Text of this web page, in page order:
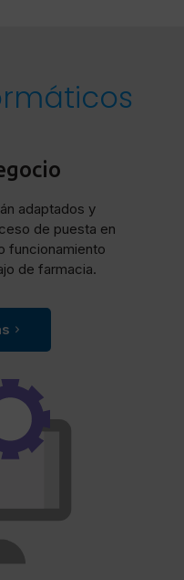
adaptados y
de puesta en
funcionamiento
de farmacia.